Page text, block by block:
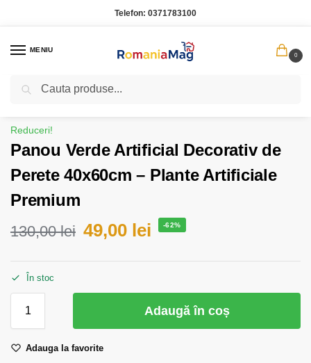
Telefon: 0371783100
MENIU
0
Prima pagină / Casa Gradina
Reduceri!
Panou Verde Artificial Decorativ de
Perete 40x60cm – Plante Artificiale
Premium
130,00lei 49,00 lei -62%
În stoc
Adaugă în coș
Adauga la favorite